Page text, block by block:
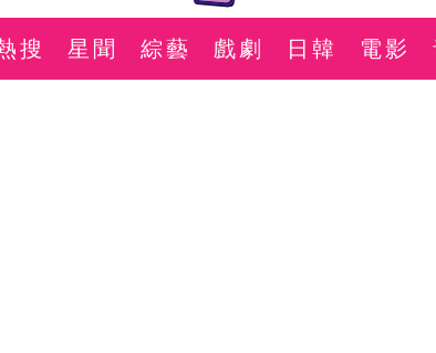
搜 星聞 綜藝 戲劇 日韓 電影